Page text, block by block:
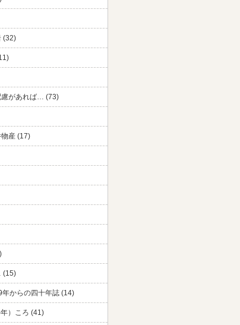
(32)
慮があれば… (73)
産 (17)
(15)
年からの四十年誌 (14)
）ころ (41)